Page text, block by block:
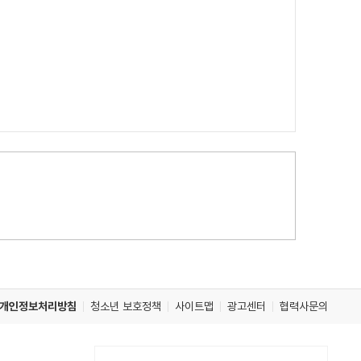
개인정보처리방침 청소년 보호정책 사이트맵 광고센터 협력사문의